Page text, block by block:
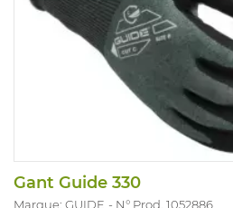
Gant Guide 330
Marque: GUIDE N° Prod. 1052886